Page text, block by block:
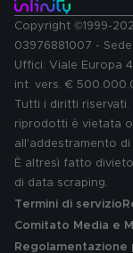
Copyright ©1999-
03976881007 -
Uffici: Viale Europa
int. vers. €
Tutti i diritti
riprodotti è vietata
all'addestramento
È altresì fatto
di data scraping.
Termini di servizio
Comitato Media e